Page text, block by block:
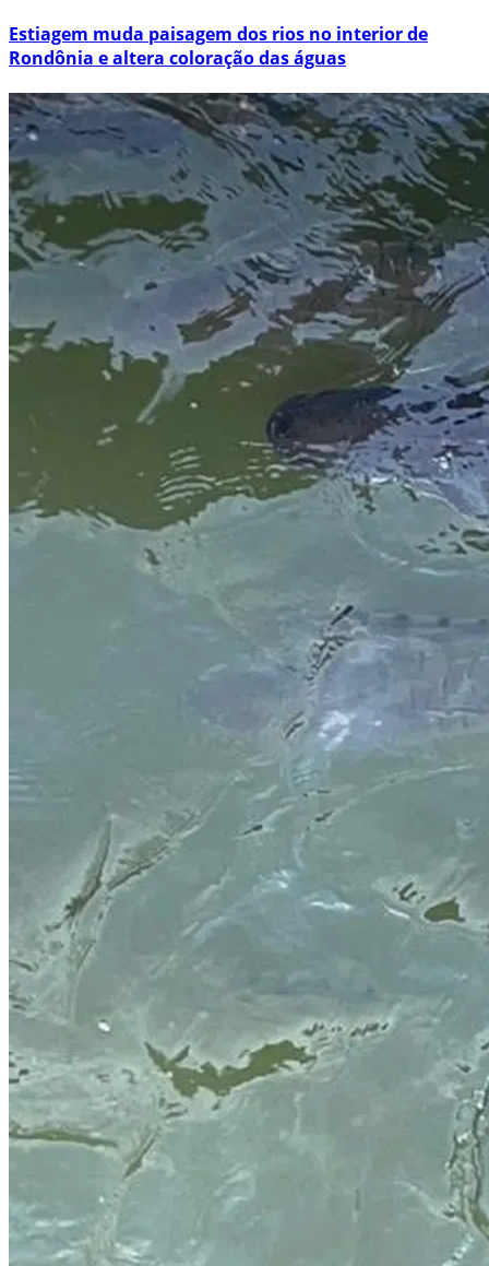
Estiagem muda paisagem dos rios no interior de
Rondônia e altera coloração das águas